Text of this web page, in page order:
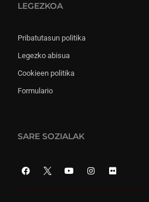
LEGEZKOA
Pribatutasun politika
Legezko abisua
Cookieen politika
Formulario
SARE SOZIALAK